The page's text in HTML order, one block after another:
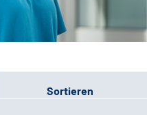
Sortieren